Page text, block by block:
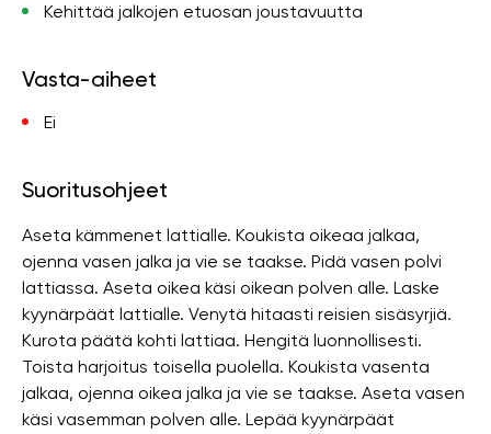
Kehittää jalkojen etuosan joustavuutta
Vasta-aiheet
Ei
Suoritusohjeet
Aseta kämmenet lattialle. Koukista oikeaa jalkaa,
ojenna vasen jalka ja vie se taakse. Pidä vasen polvi
lattiassa. Aseta oikea käsi oikean polven alle. Laske
kyynärpäät lattialle. Venytä hitaasti reisien sisäsyrjiä.
Kurota päätä kohti lattiaa. Hengitä luonnollisesti.
Toista harjoitus toisella puolella. Koukista vasenta
jalkaa, ojenna oikea jalka ja vie se taakse. Aseta vasen
käsi vasemman polven alle. Lepää kyynärpäät